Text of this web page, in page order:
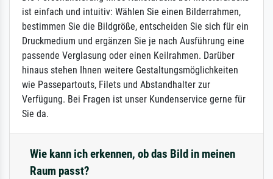
ist einfach und intuitiv: Wählen Sie einen Bilderrahmen,
bestimmen Sie die Bildgröße, entscheiden Sie sich für ein
Druckmedium und ergänzen Sie je nach Ausführung eine
passende Verglasung oder einen Keilrahmen. Darüber
hinaus stehen Ihnen weitere Gestaltungsmöglichkeiten
wie Passepartouts, Filets und Abstandhalter zur
Verfügung. Bei Fragen ist unser Kundenservice gerne für
Sie da.
Wie kann ich erkennen, ob das Bild in meinen
Raum passt?